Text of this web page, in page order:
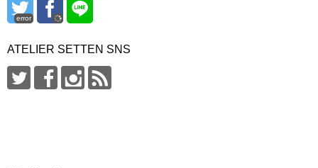
error
ATELIER SETTEN SNS